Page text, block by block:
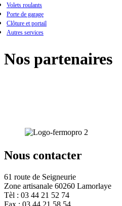
Fenêtre en pvc
Fenêtre en aluminium
Fenêtre en bois
Volets roulants
Porte de garage
Clôture et portail
Autres services
Nos partenaires
Nous contacter
61 route de Seigneurie
Zone artisanale 60260 Lamorlaye
Tèl : 03 44 21 52 74
Fax : 03 44 21 58 54